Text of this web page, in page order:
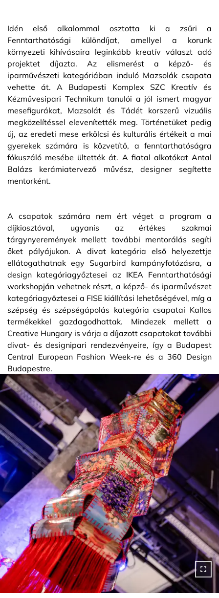
Idén első alkalommal osztotta ki a zsűri a
Fenntarthatósági különdíjat, amellyel a korunk
környezeti kihívásaira leginkább kreatív választ adó
projektet díjazta. Az elismerést a képző- és
iparművészeti kategóriában induló Mazsolák csapata
vehette át. A Budapesti Komplex SZC Kreatív és
Kézművesipari Technikum tanulói a jól ismert magyar
mesefigurákat, Mazsolát és Tádét korszerű vizuális
megközelítéssel elevenítették meg. Történetüket pedig
új, az eredeti mese erkölcsi és kulturális értékeit a mai
gyerekek számára is közvetítő, a fenntarthatóságra
fókuszáló mesébe ültették át. A fiatal alkotókat Antal
Balázs kerámiatervező művész, designer segítette
mentorként.
A csapatok számára nem ért véget a program a
díjkiosztóval, ugyanis az értékes szakmai
tárgynyeremények mellett további mentorálás segíti
őket pályájukon. A divat kategória első helyezettje
ellátogathatnak egy Sugarbird kampányfotózásra, a
design kategóriagyőztesei az IKEA Fenntarthatósági
workshopján vehetnek részt, a képző- és iparművészet
kategóriagyőztesei a FISE kiállítási lehetőségével, míg a
szépség és szépségápolás kategória csapatai Kallos
termékekkel gazdagodhattak. Mindezek mellett a
Creative Hungary is várja a díjazott csapatokat további
divat- és designipari rendezvényeire, így a Budapest
Central European Fashion Week-re és a 360 Design
Budapestre.